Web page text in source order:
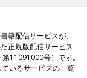
籍配信サービスが、
正規版配信サービス
11091000号）です。
いるサービスの一覧